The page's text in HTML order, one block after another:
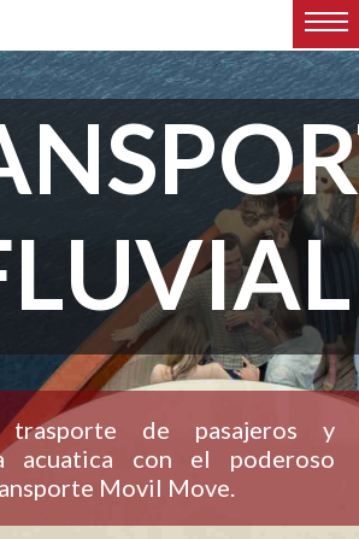
de pasajeros y
acuatica con el poderoso
Movil Move.